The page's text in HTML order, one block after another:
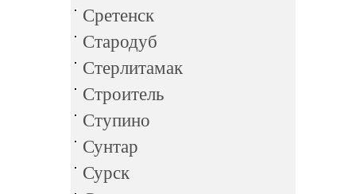
Сретенск
Стародуб
Стерлитамак
Строитель
Ступино
Сунтар
Сурск